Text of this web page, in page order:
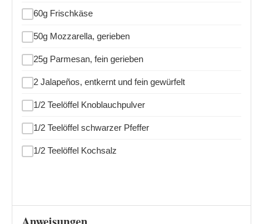
60g Frischkäse
50g Mozzarella, gerieben
25g Parmesan, fein gerieben
2 Jalapeños, entkernt und fein gewürfelt
1/2 Teelöffel Knoblauchpulver
1/2 Teelöffel schwarzer Pfeffer
1/2 Teelöffel Kochsalz